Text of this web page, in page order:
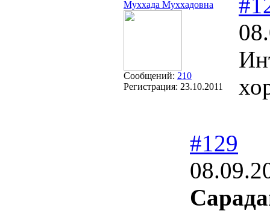
Муххада Муххадовна
Сообщений: 210
Регистрация: 23.10.2011
#129